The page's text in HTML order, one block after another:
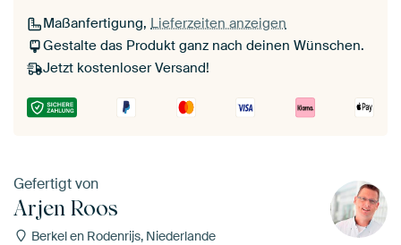
Maßanfertigung, Lieferzeiten anzeigen
Gestalte das Produkt ganz nach deinen Wünschen.
Jetzt kostenloser Versand!
Gefertigt von
Arjen Roos
Berkel en Rodenrijs, Niederlande